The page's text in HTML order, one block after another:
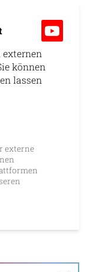
externen
können
lassen
externe